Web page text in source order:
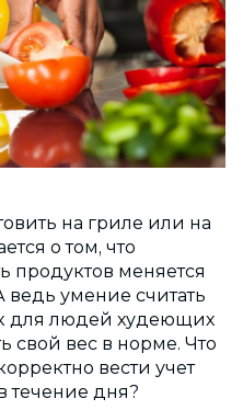
на гриле или на
о том, что
продуктов меняется
умение считать
для людей худеющих
свой вес в норме. Что
вести учет
течение дня?